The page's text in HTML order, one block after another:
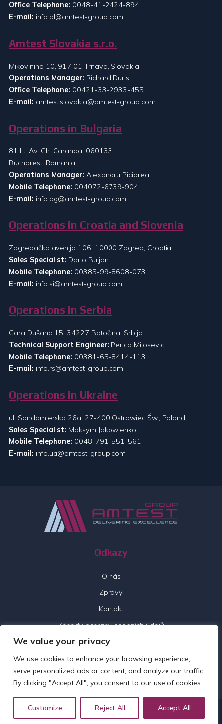
We value your privacy
We use cookies to enhance your browsing experience,
serve personalized ads or content, and analyze our traffic.
By clicking "Accept All", you consent to our use of cookies.
Customize Reject All Accept All
Office Telephone: 0048-41-2424-894
E-mail: info.pl@amtest-group.com
Amtest Slovakia s.r.o.
Mikoviniho 10, 917 01 Trnava, Slovakia
Operations Manager: Richard Duris
Office Telephone: 00421-33-2933-455
E-mail: amtest.slovakia@amtest-group.com
Operations in Bulgaria
81 Lt. Av. Gh. Caranda, 060133
Bucharest, Romania
Operations Manager: Alexandru Piciorea
Mobile Telephone: 004072-6739-904
E-mail: info.bg@amtest-group.com
Operations in Croatia and Slovenia
Zagrebačka avenija 106, 10000 Zagreb, Croatia
Sales Specialist: Dario Buljan
Mobile Telephone: 00385-99-8608-073
E-mail: info.si@amtest-group.com
Operations in Serbia
Cara Dušana 15, 34227 Batočina, Srbija
Technical Support Engineer: Perica Milosevic
Mobile Telephone: 00381-65-8414-113
E-mail: info.rs@amtest-group.com
Operations in Ukraine
ul. Sandomierska 26a, 27-400 Ostrowiec Św., Poland
Sales Specialist: Maksym Jakowienko
Mobile Telephone: 0048-791-551-561
E-mail: info.ua@amtest-group.com
Odkazy
O nás
Zprávy
Kontakt
Zásady ochrany osobních údajů
© 2026 Amtest Group